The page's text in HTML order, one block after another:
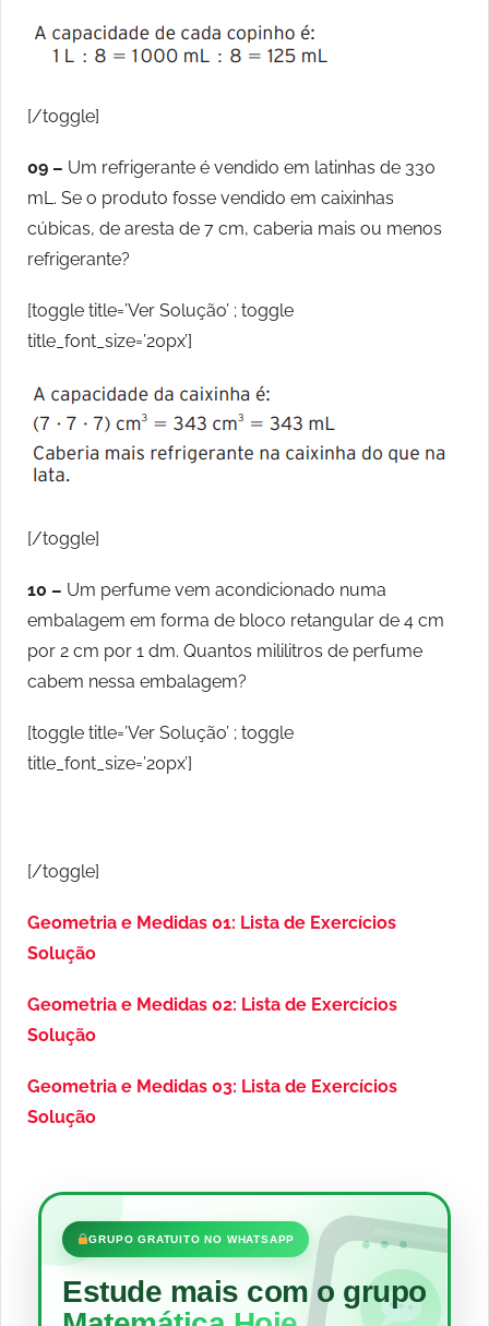
[/toggle]
09 – Um refrigerante é vendido em latinhas de 330
mL. Se o produto fosse vendido em caixinhas
cúbicas, de aresta de 7 cm, caberia mais ou menos
refrigerante?
[toggle title=’Ver Solução’ ; toggle
title_font_size=’20px’]
[/toggle]
10 – Um perfume vem acondicionado numa
embalagem em forma de bloco retangular de 4 cm
por 2 cm por 1 dm. Quantos mililitros de perfume
cabem nessa embalagem?
[toggle title=’Ver Solução’ ; toggle
title_font_size=’20px’]
[/toggle]
Geometria e Medidas 01: Lista de Exercícios
Solução
Geometria e Medidas 02: Lista de Exercícios
Solução
Geometria e Medidas 03: Lista de Exercícios
Solução
•••
GRUPO GRATUITO NO WHATSAPP
Estude mais com o grupo